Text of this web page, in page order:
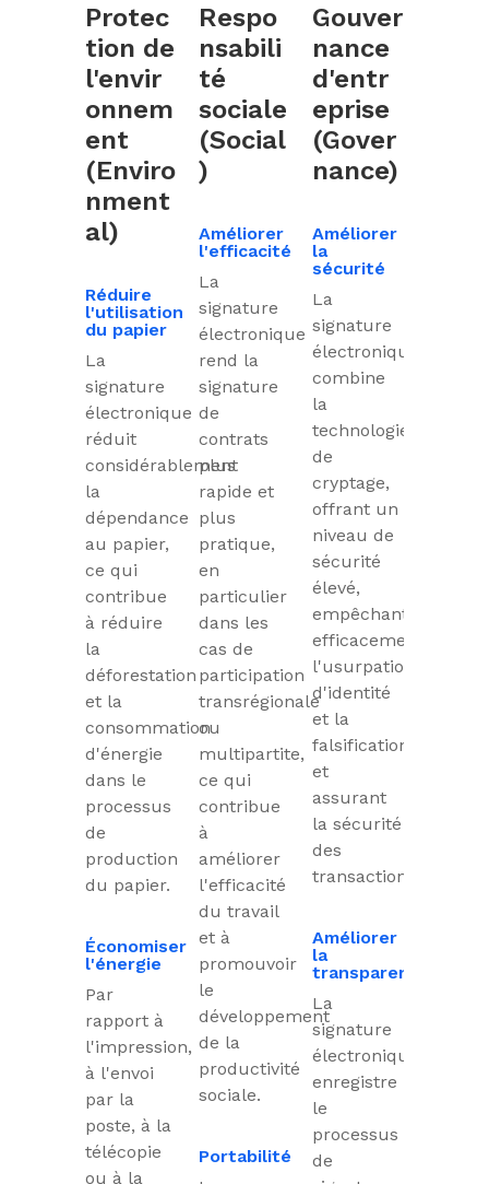
Protec
tion de
l'envir
onnem
ent
(Enviro
nment
al)
Réduire
l'utilisation
du papier
La
signature
électronique
réduit
considérablement
la
dépendance
au papier,
ce qui
contribue
à réduire
la
déforestation
et la
consommation
d'énergie
dans le
processus
de
production
du papier.
Économiser
l'énergie
Par
rapport à
l'impression,
à l'envoi
par la
poste, à la
télécopie
ou à la
Respo
nsabili
té
sociale
(Social
)
Améliorer
l'efficacité
La
signature
électronique
rend la
signature
de
contrats
plus
rapide et
plus
pratique,
en
particulier
dans les
cas de
participation
transrégionale
ou
multipartite,
ce qui
contribue
à
améliorer
l'efficacité
du travail
et à
promouvoir
le
développement
de la
productivité
sociale.
Portabilité
Gouver
nance
d'entr
eprise
(Gover
nance)
Améliorer
la
sécurité
La
signature
électronique
combine
la
technologie
de
cryptage,
offrant un
niveau de
sécurité
élevé,
empêchant
efficacement
l'usurpation
d'identité
et la
falsification,
et
assurant
la sécurité
des
transactions.
Améliorer
la
transparence
La
signature
électronique
enregistre
le
processus
de